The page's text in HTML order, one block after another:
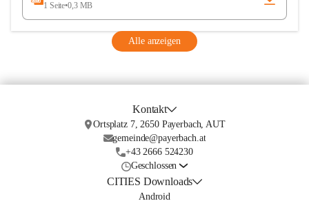
1 Seite•0,3 MB
Alle anzeigen
Kontakt
Ortsplatz 7, 2650 Payerbach, AUT
gemeinde@payerbach.at
+43 2666 524230
Geschlossen
CITIES Downloads
Android